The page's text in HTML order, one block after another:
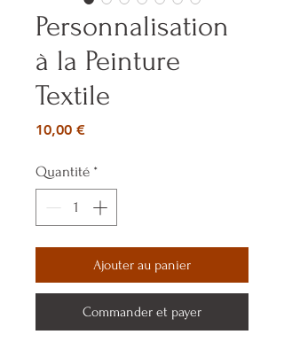
Personnalisation
à la Peinture
Textile
10,00 €Prix
Quantité *
Ajouter au panier
Commander et payer